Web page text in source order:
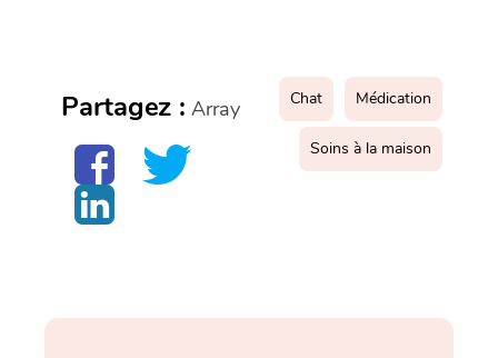
Partagez : Array Chat Médication
Soins à la maison